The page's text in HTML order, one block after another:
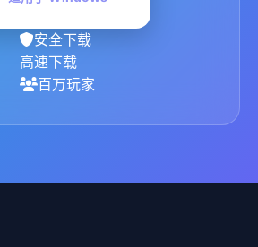
安全下载
高速下载
百万玩家